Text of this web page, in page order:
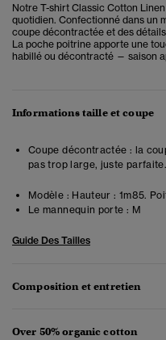
Notre T-shirt Classic Cotton
quotidien. Confectionné dans un
coupe décontractée et des
La poche poitrine apporte une
habillé ou décontracté — saison
Informations taille et coupe
Coupe décontractée : la
pas trop large, juste
Modèle : Hauteur : 1m85.
Le mannequin porte : M
Guide Des Tailles
Composition et entretien
Over 50% organic cotton